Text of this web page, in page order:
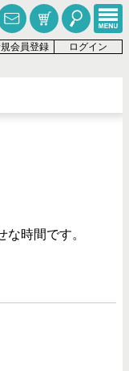
会員登録 ログイン
時間です。